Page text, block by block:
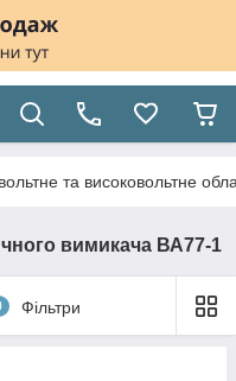
та високовольтне
вимикача ВА77-1
Фільтри